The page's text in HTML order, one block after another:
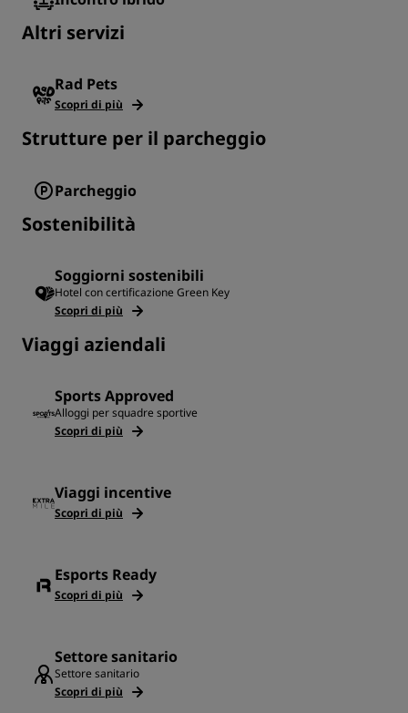
Altri servizi
Rad Pets
Scopri di più
Strutture per il parcheggio
Parcheggio
Sostenibilità
Soggiorni sostenibili
Hotel con certificazione Green Key
Scopri di più
Viaggi aziendali
Sports Approved
Alloggi per squadre sportive
Scopri di più
Viaggi incentive
Scopri di più
Esports Ready
Scopri di più
Settore sanitario
Settore sanitario
Scopri di più